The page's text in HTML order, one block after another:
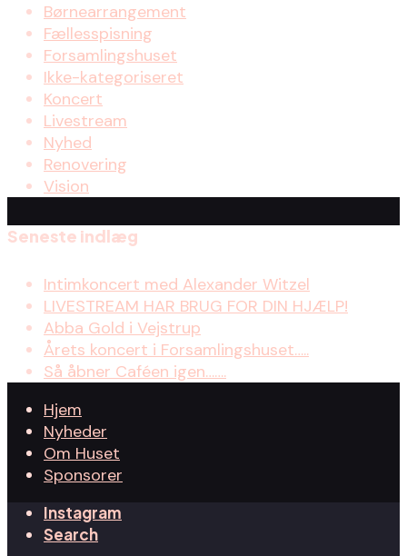
Børnearrangement
Fællesspisning
Forsamlingshuset
Ikke-kategoriseret
Koncert
Livestream
Nyhed
Renovering
Vision
Seneste indlæg
Intimkoncert med Alexander Witzel
LIVESTREAM HAR BRUG FOR DIN HJÆLP!
Abba Gold i Vejstrup
Årets koncert i Forsamlingshuset…..
Så åbner Caféen igen…….
Hjem
Nyheder
Om Huset
Sponsorer
Instagram
Search